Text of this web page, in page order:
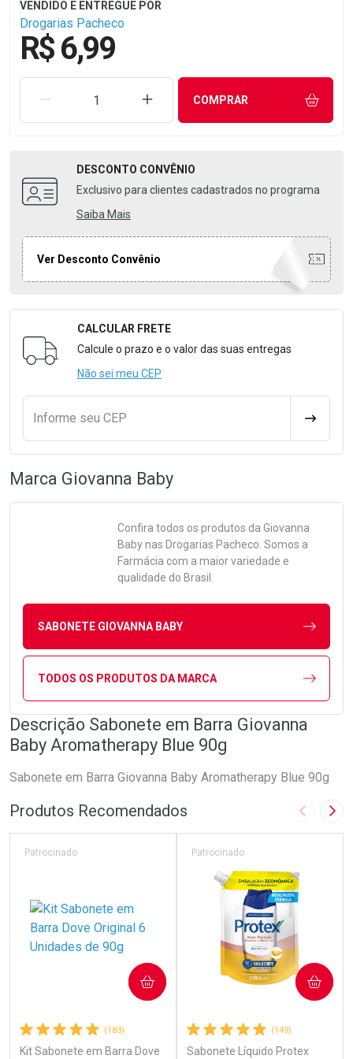
Drogarias Pacheco
R$ 6,99
REMOVER UMA UNIDADEAUMENTAR UMA UNIDADE
COMPRAR
DESCONTO CONVÊNIO
Exclusivo para clientes cadastrados no programa
Saiba Mais
Ver Desconto Convênio
Formulário para Calcular o Frete
CALCULAR FRETE
Calcule o prazo e o valor das suas entregas
Não sei meu CEP
Informe seu CEP
Marca Giovanna Baby
Confira todos os produtos da Giovanna
Babynas Drogarias Pacheco. Somos a
Farmácia com a maior variedade e
qualidade do Brasil.
SABONETE GIOVANNA BABY
TODOS OS PRODUTOS DA MARCA
Descrição Sabonete em Barra Giovanna
Baby Aromatherapy Blue 90g
Sabonete em Barra Giovanna Baby Aromatherapy Blue 90g
Produtos Recomendados Imagem
(183)
Kit Sabonete em Barra Dove
Patrocinado
COMPRAR
(149)
Sabonete Líquido Protex
Patrocinado
COMPRAR